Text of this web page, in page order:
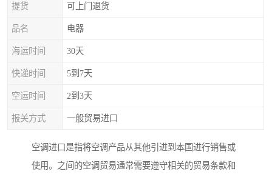
提货 可上门退货
品名 电器
海运时间 30天
快递时间 5到7天
空运时间 2到3天
报关方式 一般贸易进口
空调进口是指将空调产品从其他引进到本国进行销售或
使用。之间的空调贸易通常需要遵守相关的贸易条款和